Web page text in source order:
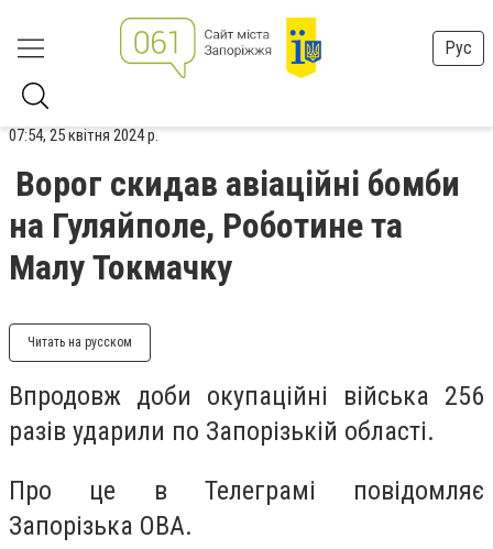
Рус
07:54, 25 квітня 2024 р.
Ворог скидав авіаційні бомби
на Гуляйполе, Роботине та
Малу Токмачку
Читать на русском
Впродовж доби окупаційні війська 256
разів ударили по Запорізькій області.
Про це в Телеграмі повідомляє
Запорізька ОВА.